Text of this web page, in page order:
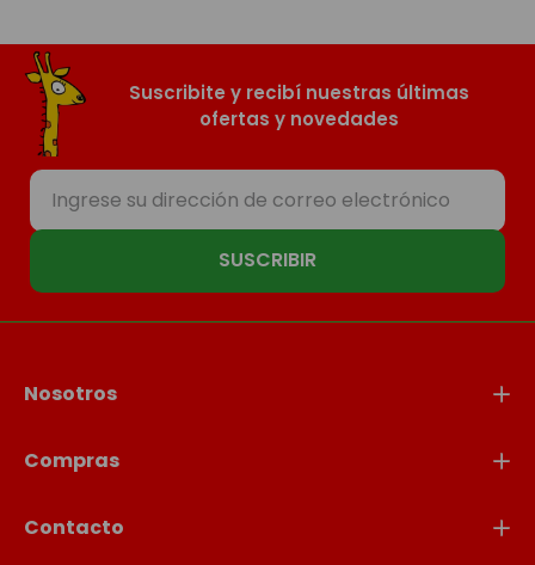
Suscribite y recibí nuestras últimas
ofertas y novedades
SUSCRIBIR
Nosotros
Compras
Contacto